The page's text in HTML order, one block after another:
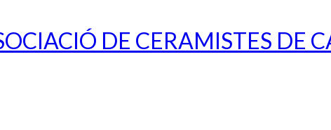
DE CERAMISTES DE